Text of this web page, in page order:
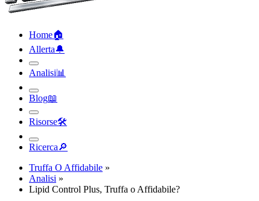
Home🏠︎
Allerta🔔︎
Analisi📊︎
Blog📖︎
Risorse🛠︎
Ricerca🔎︎
Truffa O Affidabile »
Analisi »
Lipid Control Plus, Truffa o Affidabile?